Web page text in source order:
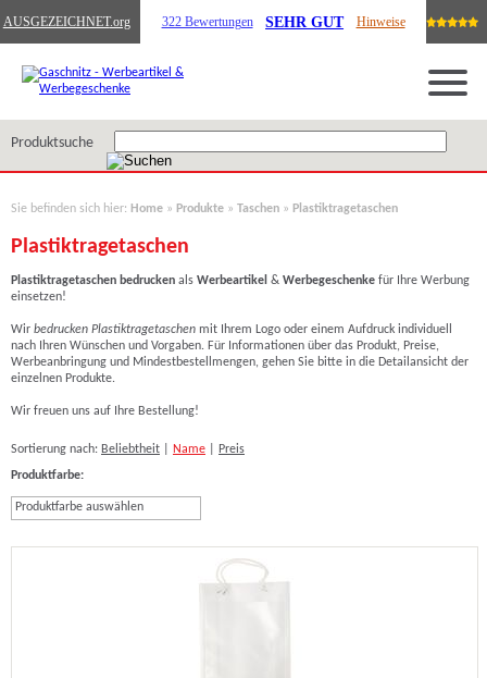
AUSGEZEICHNET.org 322 Bewertungen SEHR GUT Hinweise
Produktsuche
Sie befinden sich hier: Home » Produkte » Taschen » Plastiktragetaschen
Plastiktragetaschen
Plastiktragetaschen bedrucken als Werbeartikel & Werbegeschenke für Ihre Werbung
einsetzen!
Wir bedrucken Plastiktragetaschen mit Ihrem Logo oder einem Aufdruck individuell
nach Ihren Wünschen und Vorgaben. Für Informationen über das Produkt, Preise,
Werbeanbringung und Mindestbestellmengen, gehen Sie bitte in die Detailansicht der
einzelnen Produkte.
Wir freuen uns auf Ihre Bestellung!
Sortierung nach: Beliebtheit Name
Preis
Produktfarbe:
Produktfarbe auswählen